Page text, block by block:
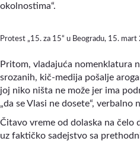
okolnostima“.
Protest „15. za 15“ u Beogradu, 15.
Pritom, vladajuća nomenklatura
srozanih, kič-medija pošalje
joj niko ništa ne može jer ima
„da se Vlasi ne dosete“,
Čitavo vreme od dolaska na čelo
uz faktičko sadejstvo sa